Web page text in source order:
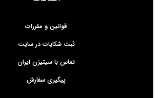
قوانین و مقررات
ثبت شکایات در سایت
تماس با سیتیزن ایران
پیگیری سفارش